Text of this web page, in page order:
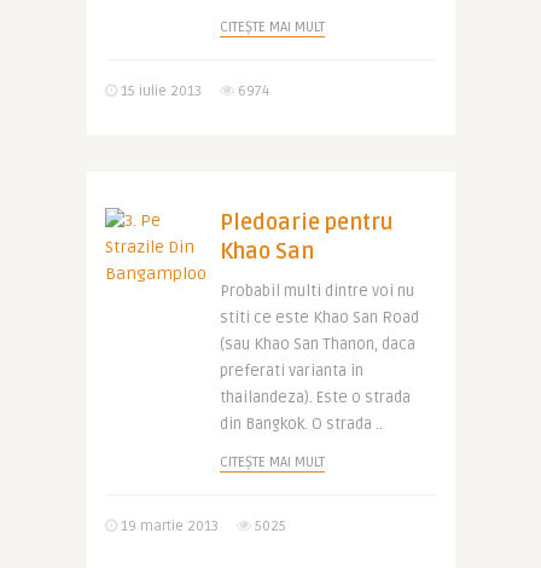
CITEȘTE MAI MULT
15 iulie 2013 6974
Pledoarie pentru
Khao San
Probabil multi dintre voi nu
stiti ce este Khao San Road
(sau Khao San Thanon, daca
preferati varianta in
thailandeza). Este o strada
din Bangkok. O strada ..
CITEȘTE MAI MULT
19 martie 2013 5025